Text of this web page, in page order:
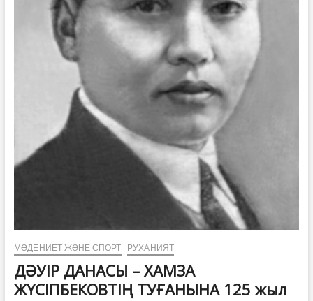
МӘДЕНИЕТ ЖӘНЕ СПОРТ РУХАНИЯТ
ДӘУІР ДАНАСЫ – ХАМЗА
ЖҮСІПБЕКОВТІҢ ТУҒАНЫНА 125 жыл